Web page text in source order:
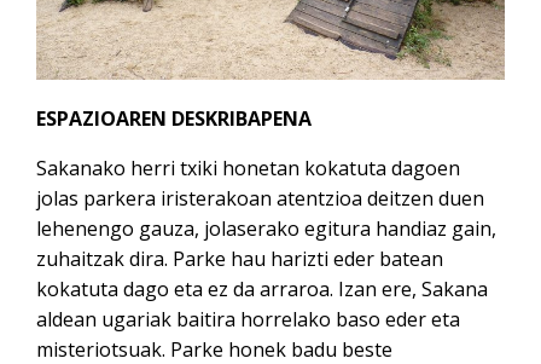
ESPAZIOAREN DESKRIBAPENA
Sakanako herri txiki honetan kokatuta dagoen
jolas parkera iristerakoan atentzioa deitzen duen
lehenengo gauza, jolaserako egitura handiaz gain,
zuhaitzak dira. Parke hau harizti eder batean
kokatuta dago eta ez da arraroa. Izan ere, Sakana
aldean ugariak baitira horrelako baso eder eta
misteriotsuak. Parke honek badu beste